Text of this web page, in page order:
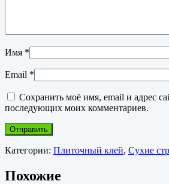
Имя *
Email *
Сохранить моё имя, email и адрес
последующих моих комментариев.
Категории: Плиточный клей, Сухие
Похожие